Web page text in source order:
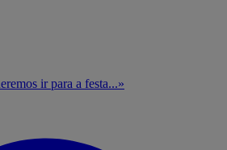
ir para a festa...»